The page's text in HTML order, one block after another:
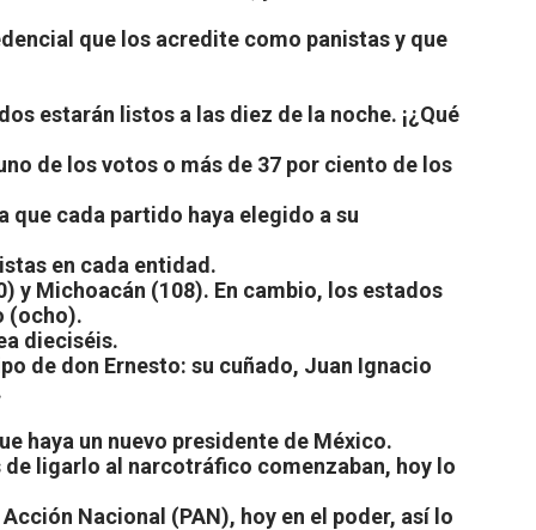
que los acredite como panistas y que
estarán listos a las diez de la noche. ¡¿Qué
de los votos o más de 37 por ciento de los
que cada partido haya elegido a su
en cada entidad.
y Michoacán (108). En cambio, los estados
(ocho).
dieciséis.
de don Ernesto: su cuñado, Juan Ignacio
haya un nuevo presidente de México.
ligarlo al narcotráfico comenzaban, hoy lo
Nacional (PAN), hoy en el poder, así lo